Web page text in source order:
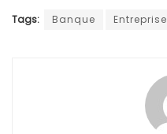
Tags: Banque Entreprise